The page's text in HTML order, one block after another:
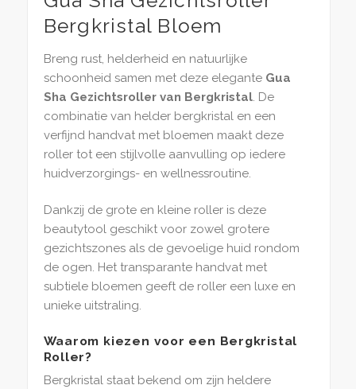
Bergkristal Bloem
Breng rust, helderheid en natuurlijke
schoonheid samen met deze elegante Gua
Sha Gezichtsroller van Bergkristal. De
combinatie van helder bergkristal en een
verfijnd handvat met bloemen maakt deze
roller tot een stijlvolle aanvulling op iedere
huidverzorgings- en wellnessroutine.
Dankzij de grote en kleine roller is deze
beautytool geschikt voor zowel grotere
gezichtszones als de gevoelige huid rondom
de ogen. Het transparante handvat met
subtiele bloemen geeft de roller een luxe en
unieke uitstraling.
Waarom kiezen voor een Bergkristal
Roller?
Bergkristal staat bekend om zijn heldere